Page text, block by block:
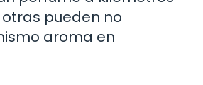
pueden no
aroma en